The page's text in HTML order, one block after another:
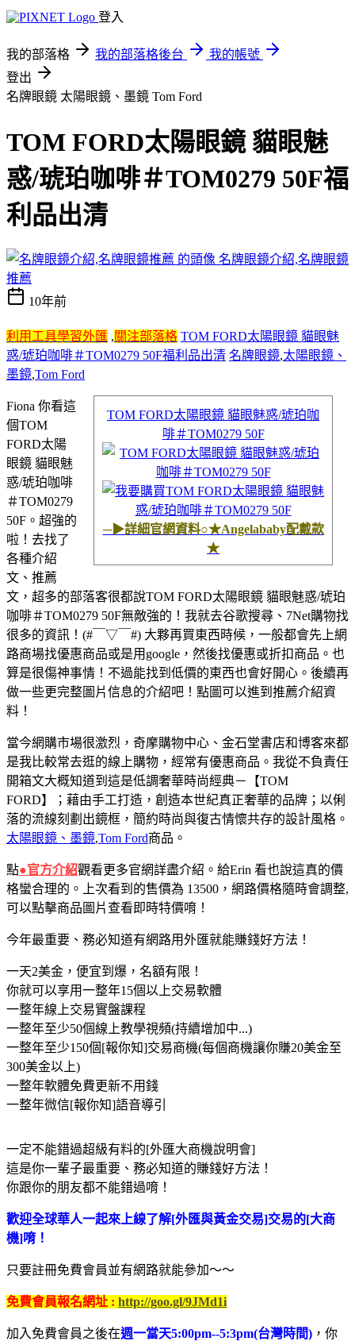
登入
我的部落格 我的部落格後台
我的帳號
登出
名牌眼鏡 太陽眼鏡、墨鏡 Tom Ford
TOM FORD太陽眼鏡 貓眼魅
惑/琥珀咖啡＃TOM0279 50F福
利品出清
名牌眼鏡介紹,名牌眼鏡
推薦
10年前
利用工具學習外匯 ,關注部落格 TOM FORD太陽眼鏡 貓眼魅
惑/琥珀咖啡＃TOM0279 50F福利品出清 名牌眼鏡,太陽眼鏡、
墨鏡,Tom Ford
TOM FORD太陽眼鏡 貓眼魅惑/琥珀咖
啡＃TOM0279 50F
─▶詳細官網資料○★Angelababy配戴款
★
Fiona 你看這
個TOM
FORD太陽
眼鏡 貓眼魅
惑/琥珀咖啡
＃TOM0279
50F。超強的
啦！ 去找了
各種介紹
文、推薦
文，超多的部落客很都說TOM FORD太陽眼鏡 貓眼魅惑/琥珀
咖啡＃TOM0279 50F無敵強的！我就去谷歌搜尋、7Net購物找
很多的資訊！ (#￣▽￣#) 大夥再買東西時候，一般都會先上網
路商場找優惠商品或是用google，然後找優惠或折扣商品。也
算是很傷神事情！不過能找到低價的東西也會好開心。後續再
做一些更完整圖片信息的介紹吧！點圖可以進到推薦介紹資
料！
當今網購市場很激烈，奇摩購物中心、金石堂書店和博客來都
是我比較常去逛的線上購物，經常有優惠商品。我從不負責任
開箱文大概知道到這是低調奢華時尚經典－【TOM
FORD】；藉由手工打造，創造本世紀真正奢華的品牌；以俐
落的流線刻劃出鏡框，簡約時尚與復古情懷共存的設計風格。
太陽眼鏡、墨鏡,Tom Ford商品。
點●官方介紹觀看更多官網詳盡介紹。給Erin 看也說這真的價
格蠻合理的。上次看到的售價為 13500，網路價格隨時會調整,
可以點擊商品圖片查看即時特價唷！
今年最重要、務必知​道有網路用外匯就能賺錢好方法！
一天2美金，便宜到爆，名額有限！
你就可以享用一整年15個以上交易軟體
一整年線上交易實盤課程
一整年至少50個線上教學視頻(持續增加中...)
一整年至少150個[報你知]交易商機(每個商機讓你賺20美金至
300美金以上)
一整年軟體免費更新不用錢
一整年微信[報你知]語音導引
一定不能錯過超級有料的[外匯大商機說明會]
這是你一輩子最重要、務必知道的賺錢好方法！
你跟你的朋友都不能錯過唷！
歡迎全球華人一起來上線了解[外匯與黃金交易]交易的[大商
機]唷！
只要註冊免費會員並有網路就能參加～～
免費會員報名網址 : http://goo.gl/9JMd1i
加入免費會員之後在週一當天5:00pm--5:3pm(台灣時間) ，你